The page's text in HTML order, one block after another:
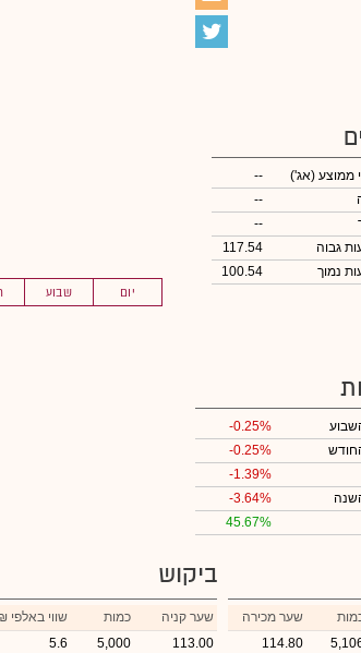
יום שבוע
ממוצע (אג')
--
--
--
117.54
100.54
-0.25%
-0.25%
-1.39%
-3.64%
45.67%
שער מכירה
114.80
ביקוש
שער קניה כמות ₪ שווי באלפי
113.00
5,000
5.6